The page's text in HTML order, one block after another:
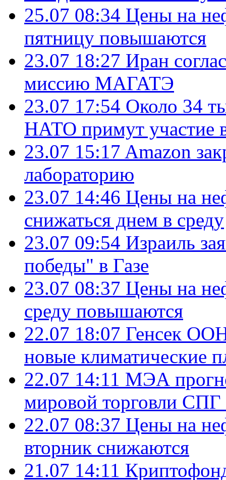
25.07 08:34 Цены на
пятницу повышаются
23.07 18:27 Иран
миссию МАГАТЭ
23.07 17:54 Около 34
НАТО примут участие
23.07 15:17 Amazon
лабораторию
23.07 14:46 Цены на
снижаться днем в среду
23.07 09:54 Израиль
победы" в Газе
23.07 08:37 Цены на
среду повышаются
22.07 18:07 Генсек ООН
новые климатические
22.07 14:11 МЭА
мировой торговли СПГ
22.07 08:37 Цены на
вторник снижаются
21.07 14:11